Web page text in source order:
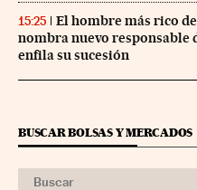
15:25
El hombre más rico
nombra nuevo responsable
enfila su sucesión
BUSCAR BOLSAS Y MERCADOS